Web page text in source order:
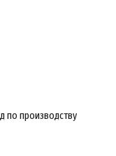
по производству